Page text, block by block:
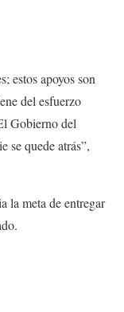
estos apoyos son
del esfuerzo
Gobierno del
se quede atrás”,
la meta de entregar